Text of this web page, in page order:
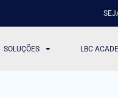
SOLUÇÕES LBC